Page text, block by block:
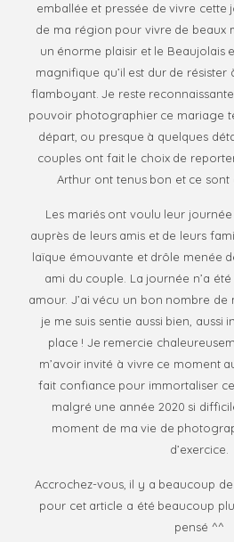
emballée et pressée de vivre cette
de ma région pour vivre de beaux
un énorme plaisir et le Beaujolais
magnifique qu’il est dur de résister
flamboyant. Je reste
pouvoir photographier ce mariage
départ, ou presque à quelques
couples ont fait le choix de
Arthur ont tenus bon et ce sont
Les mariés ont voulu leur journée
auprès de leurs amis et de leurs
laïque émouvante et drôle menée
ami du couple. La journée n’a
amour. J’ai vécu un bon nombre
je me suis sentie aussi bien, aussi
place ! Je remercie
m’avoir invité à vivre ce moment
fait confiance pour immortaliser
malgré une année 2020 si
moment de ma vie de
d’exercice.
Accrochez-vous, il y a beaucoup
pour cet article a été beaucoup
pensé ^^